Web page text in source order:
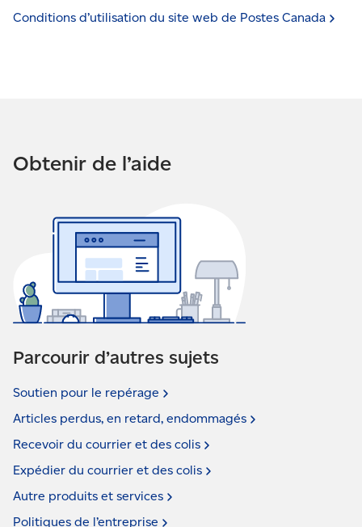
Conditions d’utilisation du site web de Postes Canada
Obtenir de l’aide
Parcourir d’autres sujets
Soutien pour le repérage
Articles perdus, en retard, endommagés
Recevoir du courrier et des colis
Expédier du courrier et des colis
Autre produits et services
Politiques de l’entreprise